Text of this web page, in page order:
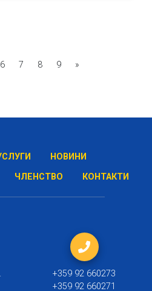
6 7 8 9 »
НОВИНИ
ЧЛЕНСТВО КОНТАКТИ
+359 92 660273
+359 92 660271